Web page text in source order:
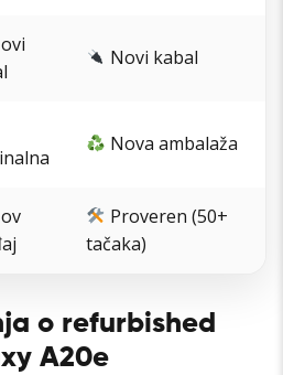
Novi kabal
Nova ambalaža
Proveren (50+
tačaka)
o refurbished
A20e